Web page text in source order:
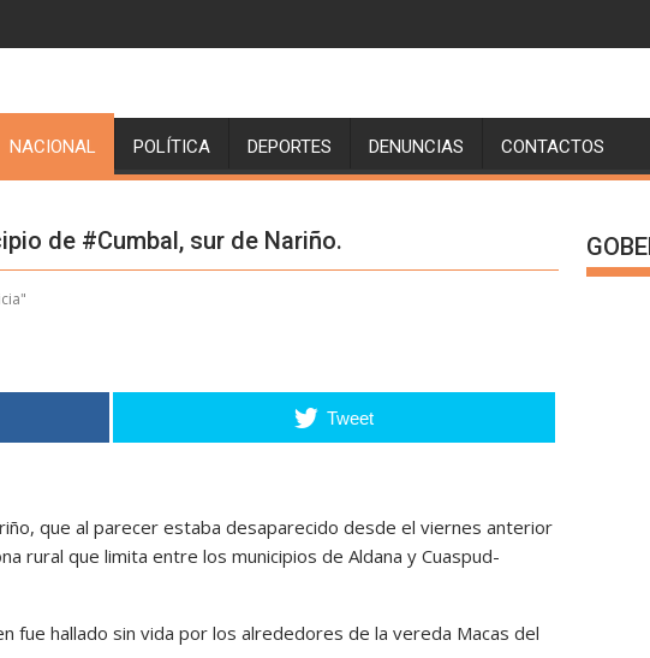
NACIONAL POLÍTICA DEPORTES DENUNCIAS CONTACTOS
de #Cumbal, sur de Nariño.
Tweet
que al parecer estaba desaparecido desde el viernes anterior
rural que limita entre los municipios de Aldana y Cuaspud-
fue hallado sin vida por los alrededores de la vereda Macas del
Set Youtube Channel ID